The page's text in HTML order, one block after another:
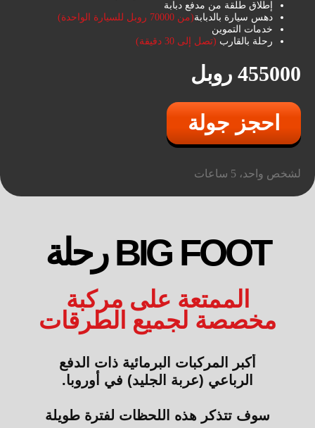
إطلاق طلقة من مدفع دبابة
دهس سيارة بالدبابة(من 70000 روبل للسيارة الواحدة)
خدمات التموين
رحلة بالقارب (تصل إلى 30 دقيقة)
455000 روبل
احجز جولة
لشخص واحد، 5 ساعات